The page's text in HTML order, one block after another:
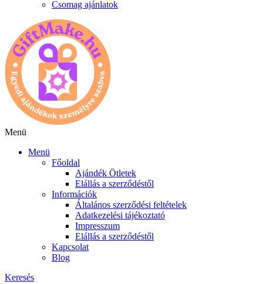
Csomag ajánlatok
Menü
Menü
Főoldal
Ajándék Ötletek
Elállás a szerződéstől
Információk
Általános szerződési feltételek
Adatkezelési tájékoztató
Impresszum
Elállás a szerződéstől
Kapcsolat
Blog
Keresés